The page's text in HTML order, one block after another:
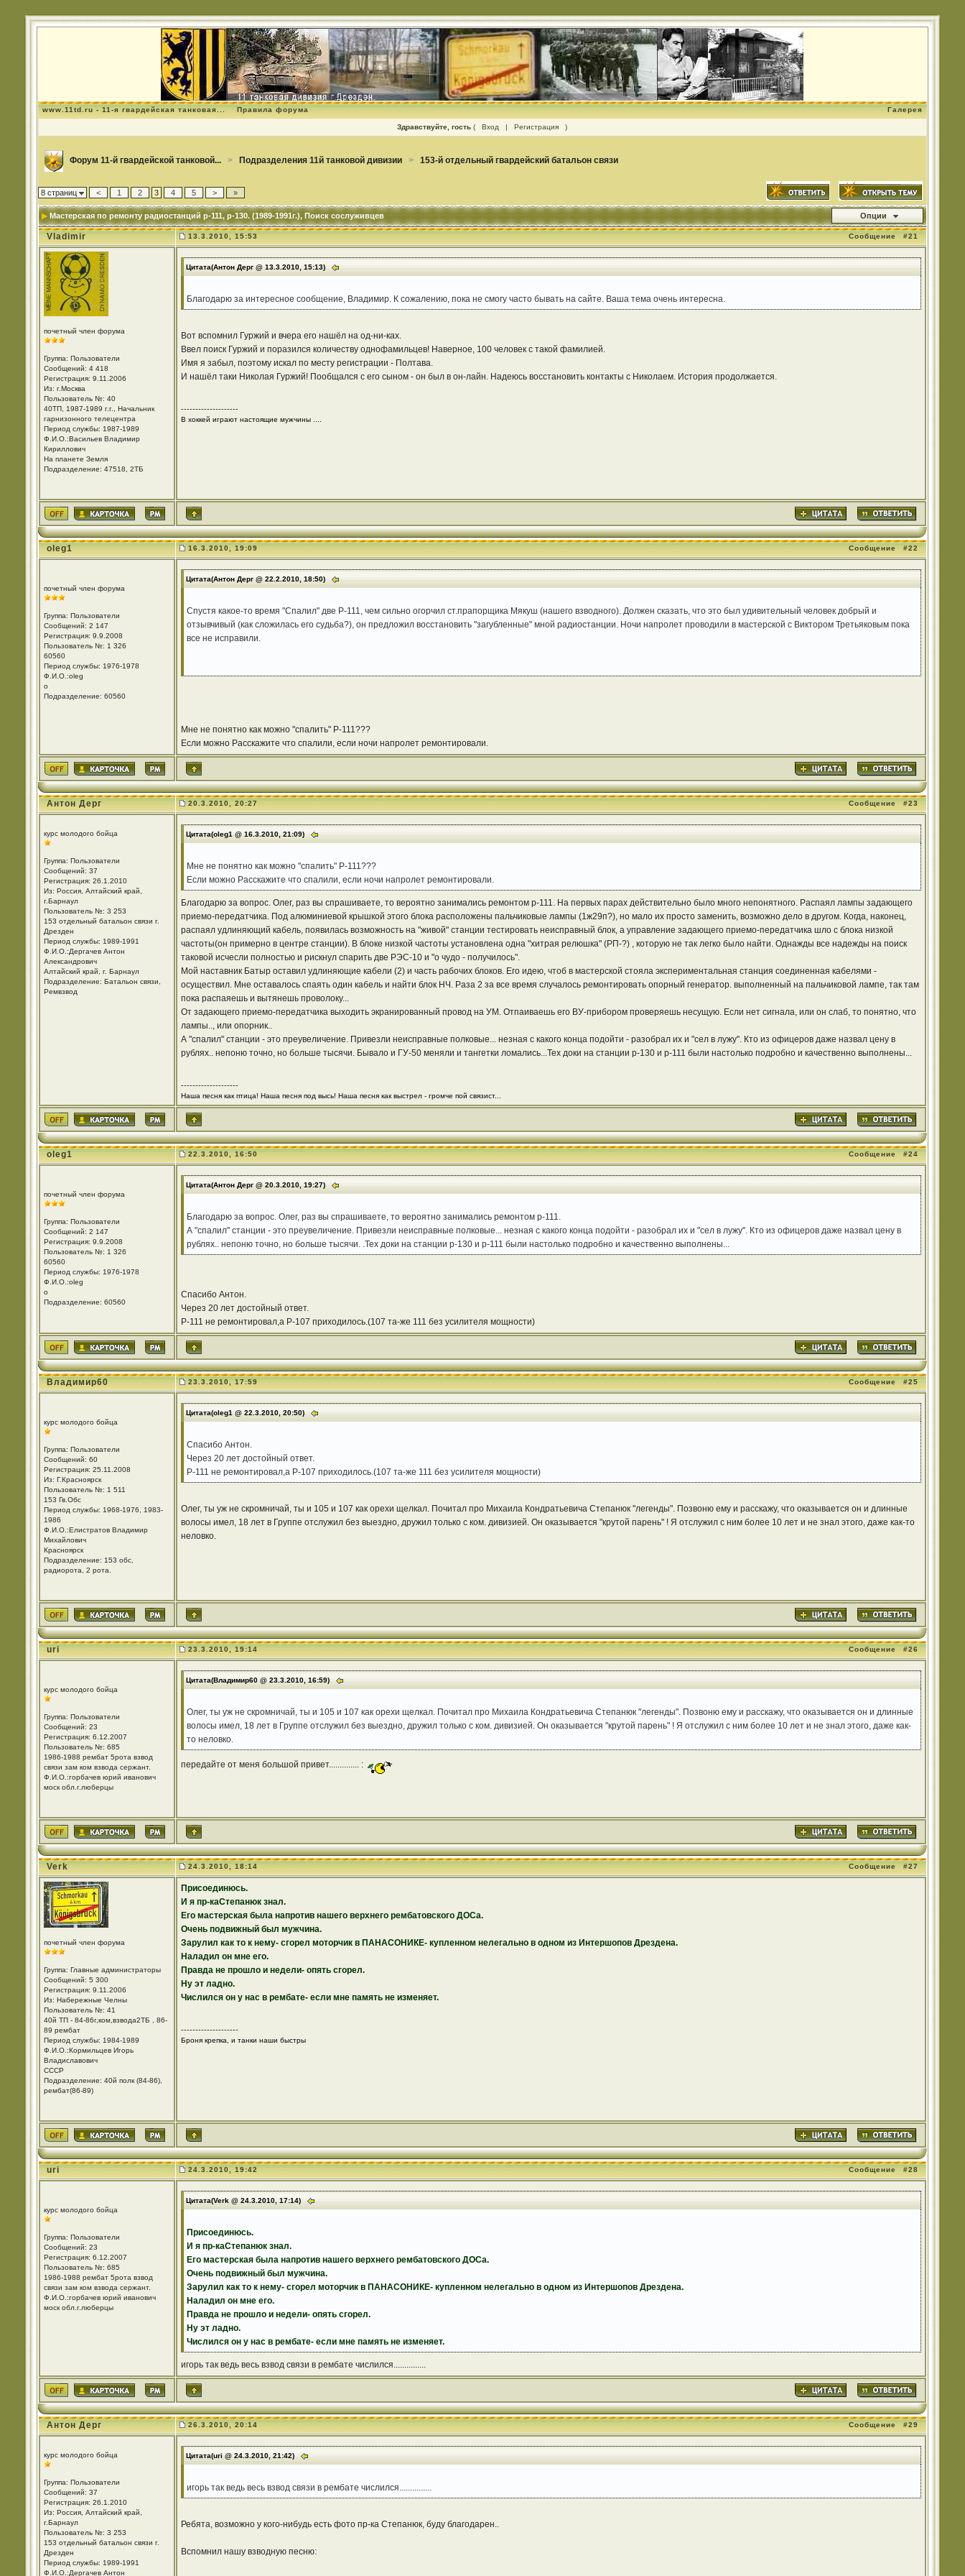
www.11td.ru - 11-я гвардейская танковая... Правила форума Галерея
Здравствуйте, гость ( Вход | Регистрация )
Форум 11-й гвардейской танковой... > Подразделения 11й танковой дивизии > 153-й отдельный гвардейский батальон связи
8 страниц < 1 2 3 4 5 > »
Мастерская по ремонту радиостанций р-111, р-130. (1989-1991г.), Поиск сослуживцев Опции
Vladimir 13.3.2010, 15:53 Сообщение #21
почетный член форума
Группа: Пользователи
Сообщений: 4 418
Регистрация: 9.11.2006
Из: г.Москва
Пользователь №: 40
40ТП, 1987-1989 г.г., Начальник
гарнизонного телецентра
Период службы: 1987-1989
Ф.И.О.:Васильев Владимир
Кириллович
На планете Земля
Подразделение: 47518, 2ТБ
Цитата(Антон Дерг @ 13.3.2010, 15:13)
Благодарю за интересное сообщение, Владимир. К сожалению, пока не смогу часто бывать на сайте. Ваша тема очень интересна.
Вот вспомнил Гуржий и вчера его нашёл на од-ни-ках.
Ввел поиск Гуржий и поразился количеству однофамильцев! Наверное, 100 человек с такой фамилией.
Имя я забыл, поэтому искал по месту регистрации - Полтава.
И нашёл таки Николая Гуржий! Пообщался с его сыном - он был в он-лайн. Надеюсь восстановить контакты с Николаем. История продолжается.
--------------------
В хоккей играют настоящие мужчины ....
oleg1 16.3.2010, 19:09 Сообщение #22
почетный член форума
Группа: Пользователи
Сообщений: 2 147
Регистрация: 9.9.2008
Пользователь №: 1 326
60560
Период службы: 1976-1978
Ф.И.О.:oleg
o
Подразделение: 60560
Цитата(Антон Дерг @ 22.2.2010, 18:50)
Спустя какое-то время "Спалил" две Р-111, чем сильно огорчил ст.прапорщика Мякуш (нашего взводного). Должен сказать, что это был удивительный человек добрый и
отзывчивый (как сложилась его судьба?), он предложил восстановить "загубленные" мной радиостанции. Ночи напролет проводили в мастерской с Виктором Третьяковым пока
все не исправили.
Мне не понятно как можно "спалить" Р-111???
Если можно Расскажите что спалили, если ночи напролет ремонтировали.
Антон Дерг 20.3.2010, 20:27 Сообщение #23
курс молодого бойца
Группа: Пользователи
Сообщений: 37
Регистрация: 26.1.2010
Из: Россия, Алтайский край,
г.Барнаул
Пользователь №: 3 253
153 отдельный батальон связи г.
Дрезден
Период службы: 1989-1991
Ф.И.О.:Дергачев Антон
Александрович
Алтайский край, г. Барнаул
Подразделение: Батальон связи,
Ремвзвод
Цитата(oleg1 @ 16.3.2010, 21:09)
Мне не понятно как можно "спалить" Р-111???
Если можно Расскажите что спалили, если ночи напролет ремонтировали.
Благодарю за вопрос. Олег, раз вы спрашиваете, то вероятно занимались ремонтом р-111. На первых парах действительно было много непонятного. Распаял лампы задающего
приемо-передатчика. Под алюминиевой крышкой этого блока расположены пальчиковые лампы (1ж29п?), но мало их просто заменить, возможно дело в другом. Когда, наконец,
распаял удлиняющий кабель, появилась возможность на "живой" станции тестировать неисправный блок, а управление задающего приемо-передатчика шло с блока низкой
частоты(он примерно в центре станции). В блоке низкой частоты установлена одна "хитрая релюшка" (РП-?) , которую не так легко было найти. Однажды все надежды на поиск
таковой исчесли полностью и рискнул спарить две РЭС-10 и "о чудо - получилось".
Мой наставник Батыр оставил удлиняющие кабели (2) и часть рабочих блоков. Его идею, чтоб в мастерской стояла экспериментальная станция соединенная кабелями -
осуществил. Мне оставалось спаять один кабель и найти блок НЧ. Раза 2 за все время случалось ремонтировать опорный генератор. выполненный на пальчиковой лампе, так там
пока распаяешь и вытянешь проволоку...
От задающего приемо-передатчика выходить экранированный провод на УМ. Отпаиваешь его ВУ-прибором проверяешь несущую. Если нет сигнала, или он слаб, то понятно, что
лампы.., или опорник..
А "спалил" станции - это преувеличение. Привезли неисправные полковые... незная с какого конца подойти - разобрал их и "сел в лужу". Кто из офицеров даже назвал цену в
рублях.. непоню точно, но больше тысячи. Бывало и ГУ-50 меняли и тангетки ломались...Тех доки на станции р-130 и р-111 были настолько подробно и качественно выполнены...
--------------------
Наша песня как птица! Наша песня под высь! Наша песня как выстрел - громче пой связист...
oleg1 22.3.2010, 16:50 Сообщение #24
почетный член форума
Группа: Пользователи
Сообщений: 2 147
Регистрация: 9.9.2008
Пользователь №: 1 326
60560
Период службы: 1976-1978
Ф.И.О.:oleg
o
Подразделение: 60560
Цитата(Антон Дерг @ 20.3.2010, 19:27)
Благодарю за вопрос. Олег, раз вы спрашиваете, то вероятно занимались ремонтом р-111.
А "спалил" станции - это преувеличение. Привезли неисправные полковые... незная с какого конца подойти - разобрал их и "сел в лужу". Кто из офицеров даже назвал цену в
рублях.. непоню точно, но больше тысячи. .Тех доки на станции р-130 и р-111 были настолько подробно и качественно выполнены...
Спасибо Антон.
Через 20 лет достойный ответ.
Р-111 не ремонтировал,а Р-107 приходилось.(107 та-же 111 без усилителя мощности)
Владимир60 23.3.2010, 17:59 Сообщение #25
курс молодого бойца
Группа: Пользователи
Сообщений: 60
Регистрация: 25.11.2008
Из: Г.Красноярск
Пользователь №: 1 511
153 Гв.Обс
Период службы: 1968-1976, 1983-
1986
Ф.И.О.:Елистратов Владимир
Михайлович
Красноярск
Подразделение: 153 обс,
радиорота, 2 рота.
Цитата(oleg1 @ 22.3.2010, 20:50)
Спасибо Антон.
Через 20 лет достойный ответ.
Р-111 не ремонтировал,а Р-107 приходилось.(107 та-же 111 без усилителя мощности)
Олег, ты уж не скромничай, ты и 105 и 107 как орехи щелкал. Почитал про Михаила Кондратьевича Степанюк "легенды". Позвоню ему и расскажу, что оказывается он и длинные
волосы имел, 18 лет в Группе отслужил без выездно, дружил только с ком. дивизией. Он оказывается "крутой парень" ! Я отслужил с ним более 10 лет и не знал этого, даже как-то
неловко.
uri 23.3.2010, 19:14 Сообщение #26
курс молодого бойца
Группа: Пользователи
Сообщений: 23
Регистрация: 6.12.2007
Пользователь №: 685
1986-1988 рембат 5рота взвод
связи зам ком взвода сержант.
Ф.И.О.:горбачев юрий иванович
моск обл.г.люберцы
Цитата(Владимир60 @ 23.3.2010, 16:59)
Олег, ты уж не скромничай, ты и 105 и 107 как орехи щелкал. Почитал про Михаила Кондратьевича Степанюк "легенды". Позвоню ему и расскажу, что оказывается он и длинные
волосы имел, 18 лет в Группе отслужил без выездно, дружил только с ком. дивизией. Он оказывается "крутой парень" ! Я отслужил с ним более 10 лет и не знал этого, даже как-
то неловко.
передайте от меня большой привет.............. :
Verk 24.3.2010, 18:14 Сообщение #27
почетный член форума
Группа: Главные администраторы
Сообщений: 5 300
Регистрация: 9.11.2006
Из: Набережные Челны
Пользователь №: 41
40й ТП - 84-86г,ком,взвода2ТБ , 86-
89 рембат
Период службы: 1984-1989
Ф.И.О.:Кормильцев Игорь
Владиславович
СССР
Подразделение: 40й полк (84-86),
рембат(86-89)
Присоединюсь.
И я пр-каСтепанюк знал.
Его мастерская была напротив нашего верхнего рембатовского ДОСа.
Очень подвижный был мужчина.
Зарулил как то к нему- сгорел моторчик в ПАНАСОНИКЕ- купленном нелегально в одном из Интершопов Дрездена.
Наладил он мне его.
Правда не прошло и недели- опять сгорел.
Ну эт ладно.
Числился он у нас в рембате- если мне память не изменяет.
--------------------
Броня крепка, и танки наши быстры
uri 24.3.2010, 19:42 Сообщение #28
курс молодого бойца
Группа: Пользователи
Сообщений: 23
Регистрация: 6.12.2007
Пользователь №: 685
1986-1988 рембат 5рота взвод
связи зам ком взвода сержант.
Ф.И.О.:горбачев юрий иванович
моск обл.г.люберцы
Цитата(Verk @ 24.3.2010, 17:14)
Присоединюсь.
И я пр-каСтепанюк знал.
Его мастерская была напротив нашего верхнего рембатовского ДОСа.
Очень подвижный был мужчина.
Зарулил как то к нему- сгорел моторчик в ПАНАСОНИКЕ- купленном нелегально в одном из Интершопов Дрездена.
Наладил он мне его.
Правда не прошло и недели- опять сгорел.
Ну эт ладно.
Числился он у нас в рембате- если мне память не изменяет.
игорь так ведь весь взвод связи в рембате числился...............
Антон Дерг 26.3.2010, 20:14 Сообщение #29
курс молодого бойца
Группа: Пользователи
Сообщений: 37
Регистрация: 26.1.2010
Из: Россия, Алтайский край,
г.Барнаул
Пользователь №: 3 253
153 отдельный батальон связи г.
Дрезден
Период службы: 1989-1991
Ф.И.О.:Дергачев Антон
Цитата(uri @ 24.3.2010, 21:42)
игорь так ведь весь взвод связи в рембате числился...............
Ребята, возможно у кого-нибудь есть фото пр-ка Степанюк, буду благодарен..
Вспомнил нашу взводную песню: